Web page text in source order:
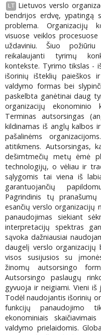
LT
Lietuvos verslo
bendrijos erdvę, ypatingą
problema. Organizacijų
visuose veiklos
uždaviniu. Šiuo
reikalaujanti tyrimų
kontekste. Tyrimo tikslas -
išorinių išteklių paieškos
valdymo formas bei
paskelbta ganėtinai daug
organizacijų ekonominio
Terminas autsorsingas
kildinamas iš anglų kalbos
pašalinėms
atitikmens. Autsorsingas,
dešimtmečių metų ėmė
technologijų, o vėliau ir
sąlygomis tai viena iš
garantuojančių
Pagrindinis tų
esančių verslo organizacijų
panaudojimas siekiant
interpretacijų spektras
sąvoka dažniausiai
daugelį verslo organizacijų
visos susijusios su
žinomų autsorsingo
Autsorsingo paslaugų
gyvuoja ir neigiami. Vieni
Todėl naudojantis išorinių
funkcijų panaudojimo
ekonominiais
valdymo prielaidomis.